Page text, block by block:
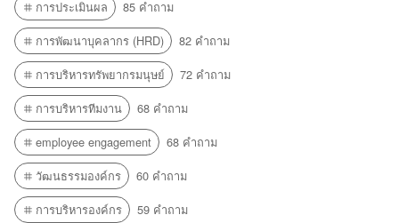
การประเมินผล
85 คำถาม
การพัฒนาบุคลากร (HRD)
82 คำถาม
การบริหารทรัพยากรมนุษย์
72 คำถาม
การบริหารทีมงาน
68 คำถาม
employee engagement
68 คำถาม
วัฒนธรรมองค์กร
60 คำถาม
การบริหารองค์กร
59 คำถาม